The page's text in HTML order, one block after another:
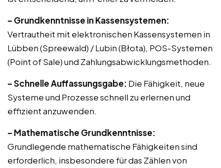
– Grundkenntnisse in Kassensystemen:
Vertrautheit mit elektronischen Kassensystemen in
Lübben (Spreewald) / Lubin (Błota), POS-Systemen
(Point of Sale) und Zahlungsabwicklungsmethoden.
– Schnelle Auffassungsgabe: Die Fähigkeit, neue
Systeme und Prozesse schnell zu erlernen und
effizient anzuwenden.
– Mathematische Grundkenntnisse:
Grundlegende mathematische Fähigkeiten sind
erforderlich, insbesondere für das Zählen von